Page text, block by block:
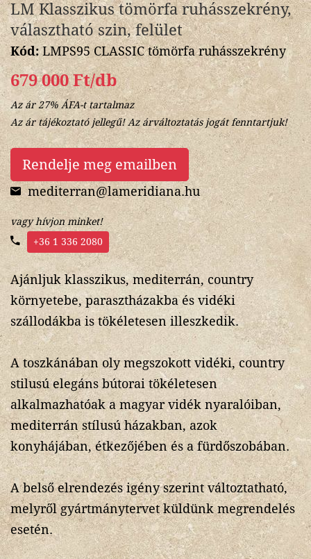
LM Klasszikus tömörfa ruhásszekrény,
választható szin, felület
Kód:LMPS95 CLASSIC tömörfa ruhásszekrény
679 000 Ft/db
Az ár 27% ÁFA-t tartalmaz
Az ár tájékoztató jellegű! Az árváltoztatás jogát fenntartjuk!
Rendelje meg emailben
mediterran@lameridiana.hu
vagy hívjon minket!
+36 1 336 2080
Ajánljuk klasszikus, mediterrán, country
környetebe, parasztházakba és vidéki
szállodákba is tökéletesen illeszkedik.
A toszkánában oly megszokott vidéki, country
stilusú elegáns bútorai tökéletesen
alkalmazhatóak a magyar vidék nyaralóiban,
mediterrán stílusú házakban, azok
konyhájában, étkezőjében és a fürdőszobában.
A belső elrendezés igény szerint változtatható,
melyről gyártmánytervet küldünk megrendelés
esetén.